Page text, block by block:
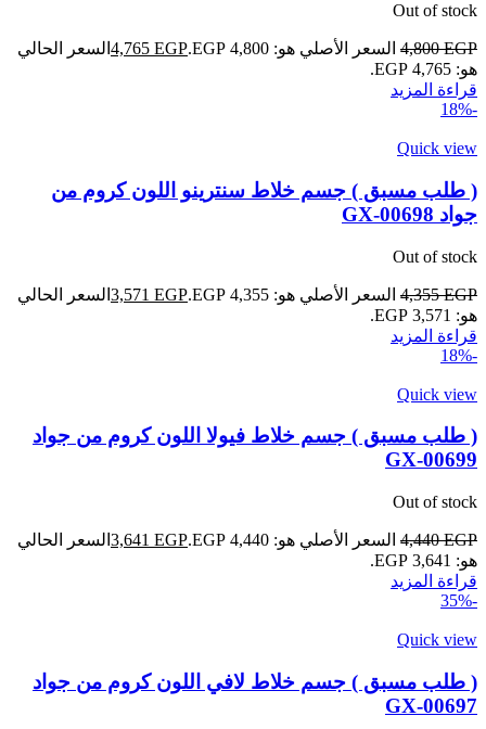
Out of stock
4,800EGP السعر الأصلي هو: 4,800 EGP. 4,765 EGP
السعر الحالي
هو: 4,765 EGP.
قراءة المزيد
-18%
Quick view
( طلب مسبق ) جسم خلاط سنترينو اللون كروم من
جواد GX-00698
Out of stock
4,355EGP السعر الأصلي هو: 4,355 EGP. 3,571 EGP
السعر الحالي
هو: 3,571 EGP.
قراءة المزيد
-18%
Quick view
( طلب مسبق ) جسم خلاط فيولا اللون كروم من جواد
GX-00699
Out of stock
4,440EGP السعر الأصلي هو: 4,440 EGP. 3,641 EGP
السعر الحالي
هو: 3,641 EGP.
قراءة المزيد
-35%
Quick view
( طلب مسبق ) جسم خلاط لافي اللون كروم من جواد
GX-00697